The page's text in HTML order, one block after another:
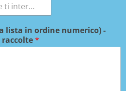
lista in ordine numerico) -
raccolte*